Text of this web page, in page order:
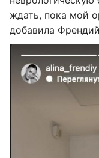
ждать, пока мой
добавила